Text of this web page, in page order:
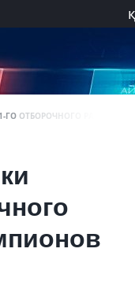
ГО ОТБОРОЧНОГО РАУНДА